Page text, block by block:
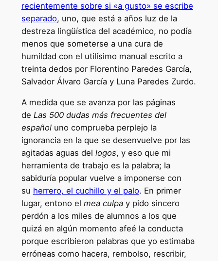
recientemente sobre si «a gusto» se escribe
separado, uno, que está a años luz de la
destreza lingüística del académico, no podía
menos que someterse a una cura de
humildad con el utilísimo manual escrito a
treinta dedos por Florentino Paredes García,
Salvador Álvaro García y Luna Paredes Zurdo.
A medida que se avanza por las páginas
de Las 500 dudas más frecuentes del
españoluno comprueba perplejo la
ignorancia en la que se desenvuelve por las
agitadas aguas del logos, y eso que mi
herramienta de trabajo es la palabra; la
sabiduría popular vuelve a imponerse con
su herrero, el cuchillo y el palo. En primer
lugar, entono el mea culpay pido sincero
perdón a los miles de alumnos a los que
quizá en algún momento afeé la conducta
porque escribieron palabras que yo estimaba
erróneas como hacera, rembolso, rescribir,